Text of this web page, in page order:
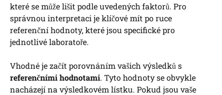
které se může lišit podle uvedených faktorů. Pro
správnou interpretaci je klíčové mít po ruce
referenční hodnoty, které jsou specifické pro
jednotlivé laboratoře.
Vhodné je začít porovnáním vašich výsledků s
referenčními hodnotami. Tyto hodnoty se obvykle
nacházejí na výsledkovém lístku. Pokud jsou vaše